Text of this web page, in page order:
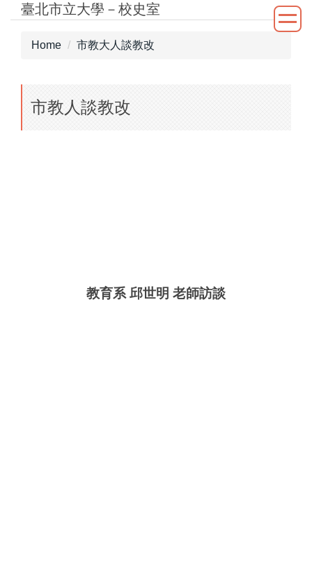
Jump
臺北市立大學－校史室
Home 市教大人談教改
市教人談教改
教育系 邱世明 老師訪談